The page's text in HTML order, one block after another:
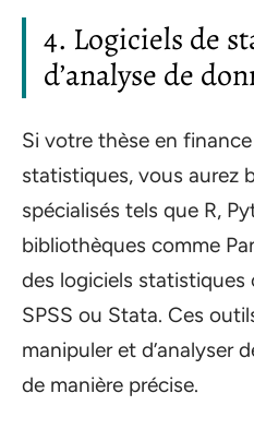
4. Logiciels de
d’analyse de
Si votre thèse en
statistiques, vous aurez
spécialisés tels que R,
bibliothèques comme
des logiciels statistiques
SPSS ou Stata. Ces
manipuler et d’analyser
de manière précise.